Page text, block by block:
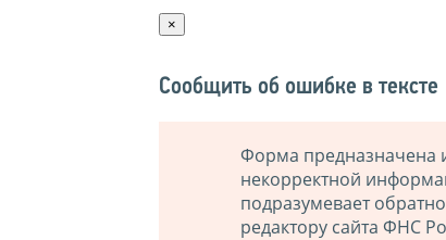
×
Сообщить об ошибке в тексте
Форма предназначена
некорректной
подразумевает
редактору сайта ФНС